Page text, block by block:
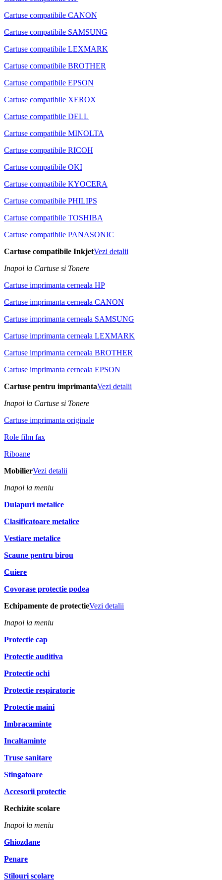
Cartuse compatibile CANON
Cartuse compatibile SAMSUNG
Cartuse compatibile LEXMARK
Cartuse compatibile BROTHER
Cartuse compatibile EPSON
Cartuse compatibile XEROX
Cartuse compatibile DELL
Cartuse compatibile MINOLTA
Cartuse compatibile RICOH
Cartuse compatibile OKI
Cartuse compatibile KYOCERA
Cartuse compatibile PHILIPS
Cartuse compatibile TOSHIBA
Cartuse compatibile PANASONIC
Cartuse compatibile InkjetVezi detalii
Inapoi la Cartuse si Tonere
Cartuse imprimanta cerneala HP
Cartuse imprimanta cerneala CANON
Cartuse imprimanta cerneala SAMSUNG
Cartuse imprimanta cerneala LEXMARK
Cartuse imprimanta cerneala BROTHER
Cartuse imprimanta cerneala EPSON
Cartuse pentru imprimantaVezi detalii
Inapoi la Cartuse si Tonere
Cartuse imprimanta originale
Role film fax
Riboane
MobilierVezi detalii
Inapoi la meniu
Dulapuri metalice
Clasificatoare metalice
Vestiare metalice
Scaune pentru birou
Cuiere
Covorase protectie podea
Echipamente de protectieVezi detalii
Inapoi la meniu
Protectie cap
Protectie auditiva
Protectie ochi
Protectie respiratorie
Protectie maini
Imbracaminte
Incaltaminte
Truse sanitare
Stingatoare
Accesorii protectie
Rechizite scolare
Inapoi la meniu
Ghiozdane
Penare
Stilouri scolare